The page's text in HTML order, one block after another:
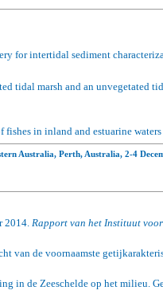
for intertidal sediment
tidal marsh and an
in inland and estuarine
Australia, Perth, Australia, 2-4
2014. Rapport van het Instituut
van de voornaamste
in de Zeeschelde op het milieu.